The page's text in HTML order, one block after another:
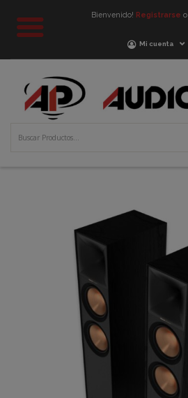
Bienvenido! Registrarse o
Mi cuenta